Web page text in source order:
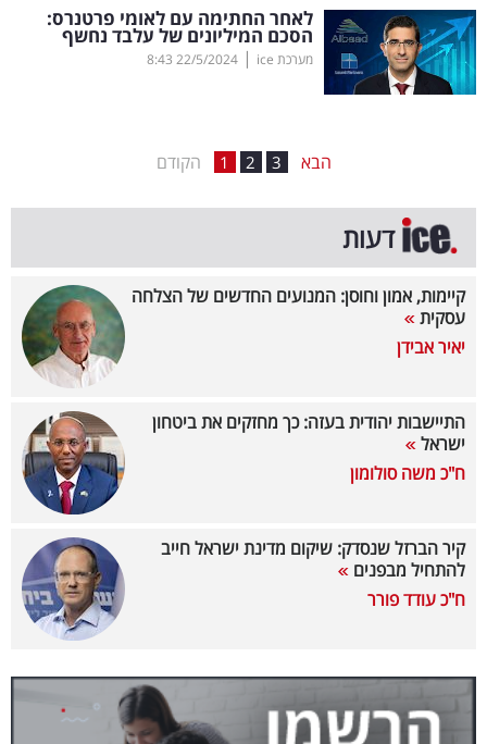
ופנאי
תיירות
המילון
הכלכלי
פודקאסט
40
ניוזלטרים
לאחר החתימה עם לאומי פרטנרס:
הסכם המיליונים של עלבד נחשף
מערכת ice |
22/5/2024
8:43
הקודם 1 2 3 הבא
דעות
קיימות, אמון וחוסן: המנועים החדשים של הצלחה
עסקית
יאיר אבידן
התיישבות יהודית בעזה: כך מחזקים את ביטחון
ישראל
ח"כ משה סולומון
קיר הברזל שנסדק: שיקום מדינת ישראל חייב
להתחיל מבפנים
ח"כ עודד פורר